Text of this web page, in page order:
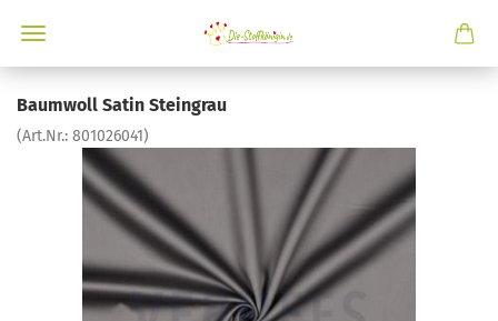
Baumwoll Satin Steingrau
(Art.Nr.: 801026041)